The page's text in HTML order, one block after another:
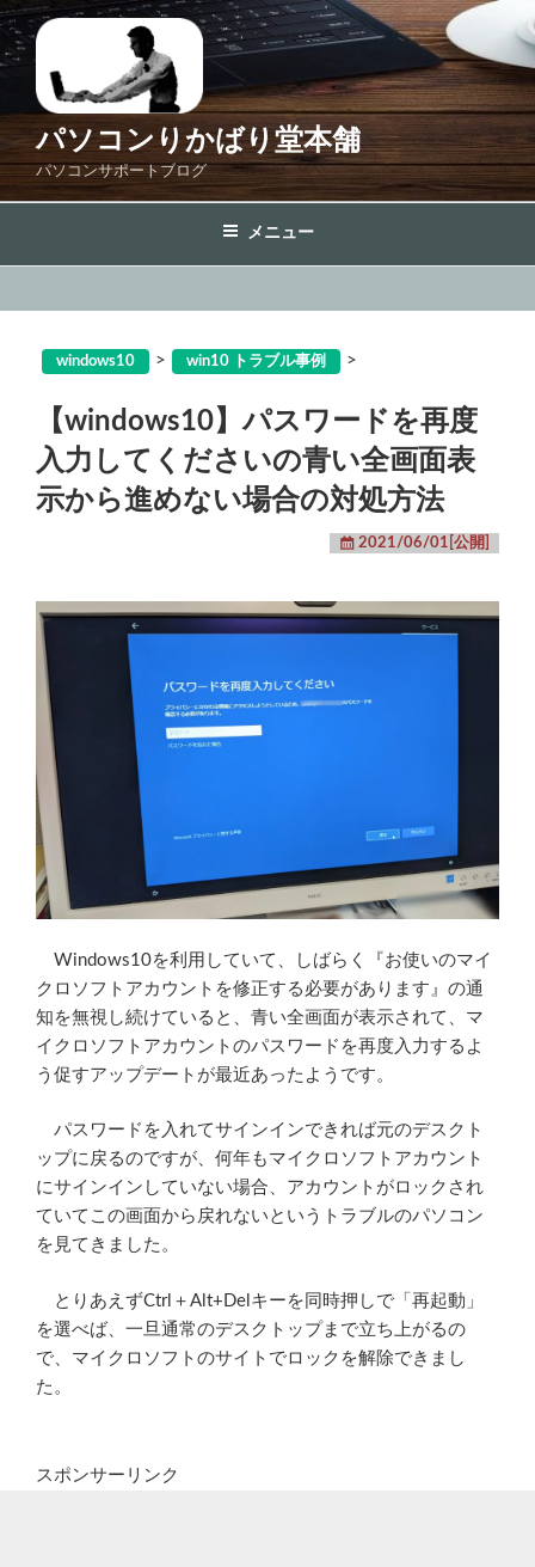
コ
ン
テ
ス
プ
パソコンりかばり堂本舗
パソコンサポートブログ
メニュー
windows10 > win10 トラブル事例 >
【windows10】パスワードを再度
入力してくださいの青い全画面表
示から進めない場合の対処方法
2021/06/01[公開]
Windows10を利用していて、しばらく『お使いのマイ
クロソフトアカウントを修正する必要があります』の通
知を無視し続けていると、青い全画面が表示されて、マ
イクロソフトアカウントのパスワードを再度入力するよ
う促すアップデートが最近あったようです。
パスワードを入れてサインインできれば元のデスクト
ップに戻るのですが、何年もマイクロソフトアカウント
にサインインしていない場合、アカウントがロックされ
ていてこの画面から戻れないというトラブルのパソコン
を見てきました。
とりあえずCtrl＋Alt+Delキーを同時押しで「再起動」
を選べば、一旦通常のデスクトップまで立ち上がるの
で、マイクロソフトのサイトでロックを解除できまし
た。
スポンサーリンク